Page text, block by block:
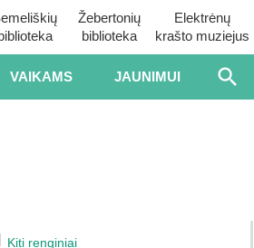
Žebertonių
biblioteka
Elektrėnų
krašto muziejus
VAIKAMS JAUNIMUI
Kiti renginiai